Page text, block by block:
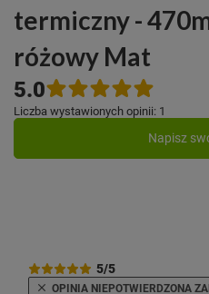
termiczny -
różowy Mat
5.0
Liczba wystawionych opinii: 1
Napisz
5/5
OPINIA NIEPOTWIERDZONA